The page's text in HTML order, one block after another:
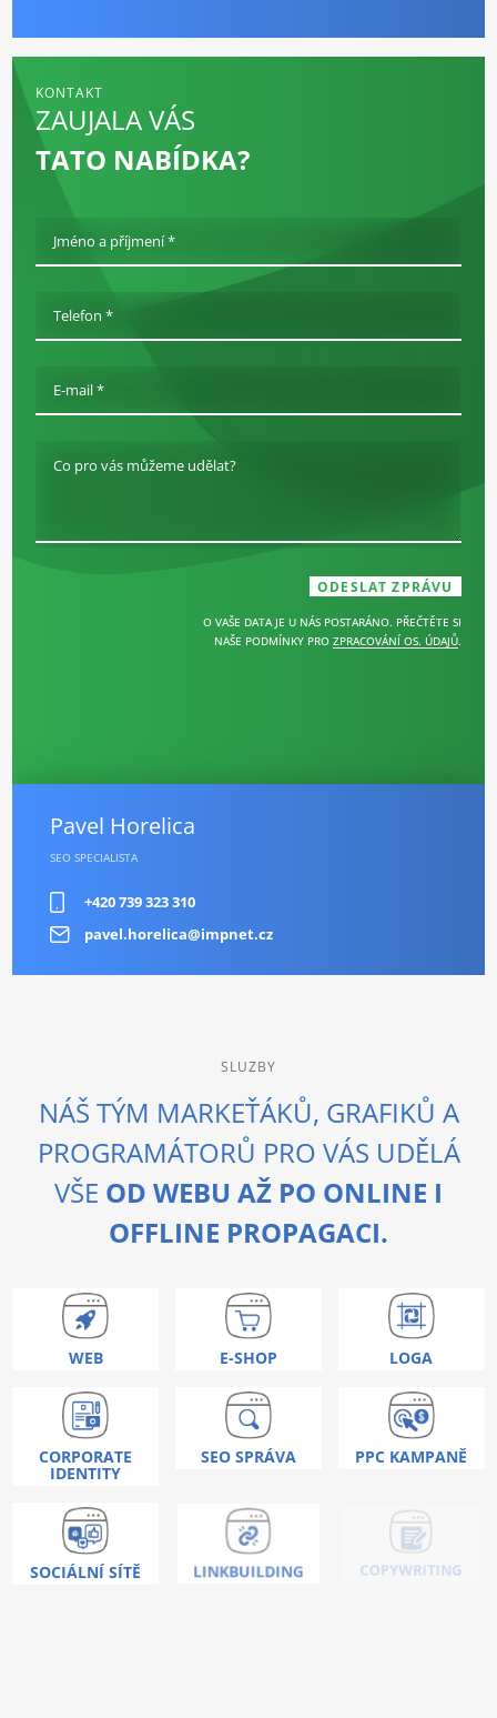
KONTAKT
ZAUJALA VÁS
TATO NABÍDKA?
Jméno a příjmení *
Telefon *
E-mail *
Co pro vás můžeme udělat?
O VAŠE DATA JE U NÁS POSTARÁNO. PŘEČTĚTE SI
NAŠE PODMÍNKY PRO ZPRACOVÁNÍ OS. ÚDAJŮ.
Pavel Horelica
SEO SPECIALISTA
+420 739 323 310
pavel.horelica@impnet.cz
SLUZBY
NÁŠ TÝM MARKEŤÁKŮ, GRAFIKŮ A
PROGRAMÁTORŮ PRO VÁS UDĚLÁ
VŠE OD WEBU AŽ PO ONLINE I
OFFLINE PROPAGACI.
WEB E-SHOP LOGA
CORPORATE
IDENTITY
SEO SPRÁVA PPC KAMPANĚ
SOCIÁLNÍ SÍTĚ LINKBUILDING COPYWRITING